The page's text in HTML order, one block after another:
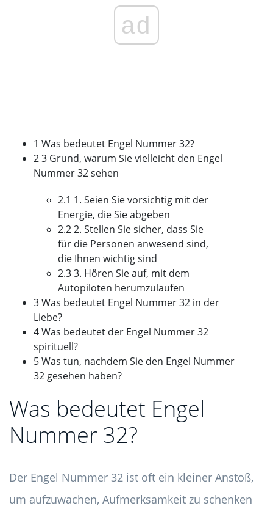
ad
1 Was bedeutet Engel Nummer 32?
2 3 Grund, warum Sie vielleicht den Engel
Nummer 32 sehen
2.1 1. Seien Sie vorsichtig mit der
Energie, die Sie abgeben
2.2 2. Stellen Sie sicher, dass Sie
für die Personen anwesend sind,
die Ihnen wichtig sind
2.3 3. Hören Sie auf, mit dem
Autopiloten herumzulaufen
3 Was bedeutet Engel Nummer 32 in der
Liebe?
4 Was bedeutet der Engel Nummer 32
spirituell?
5 Was tun, nachdem Sie den Engel Nummer
32 gesehen haben?
Was bedeutet Engel
Nummer 32?
Der Engel Nummer 32 ist oft ein kleiner Anstoß,
um aufzuwachen, Aufmerksamkeit zu schenken